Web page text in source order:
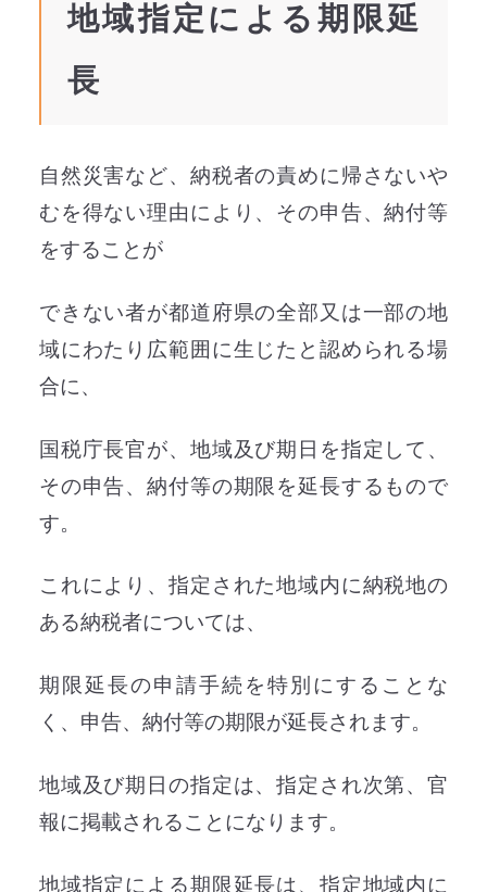
地域指定による期限延
長
自然災害など、納税者の責めに帰さないや
むを得ない理由により、その申告、納付等
をすることが
できない者が都道府県の全部又は一部の地
域にわたり広範囲に生じたと認められる場
合に、
国税庁長官が、地域及び期日を指定して、
その申告、納付等の期限を延長するもので
す。
これにより、指定された地域内に納税地の
ある納税者については、
期限延長の申請手続を特別にすることな
く、申告、納付等の期限が延長されます。
地域及び期日の指定は、指定され次第、官
報に掲載されることになります。
地域指定による期限延長は、指定地域内に